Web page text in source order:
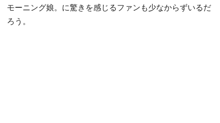
モーニング娘。に驚きを感じるファンも少なからずいるだ
ろう。